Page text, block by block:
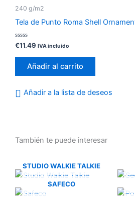
240 g/m2
Tela de Punto Roma Shell
Valorado
con
0
€11.49 IVA incluido
Añadir al carrito
Añadir a la lista de deseos
También te puede interesar
STUDIO WALKIE TALKIE
SAFECO